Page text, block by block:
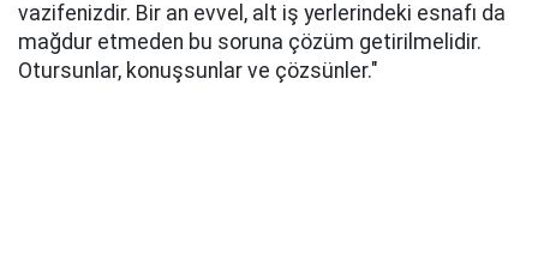
vazifenizdir. Bir an evvel, alt iş yerlerindeki esnafı da
mağdur etmeden bu soruna çözüm getirilmelidir.
Otursunlar, konuşsunlar ve çözsünler."